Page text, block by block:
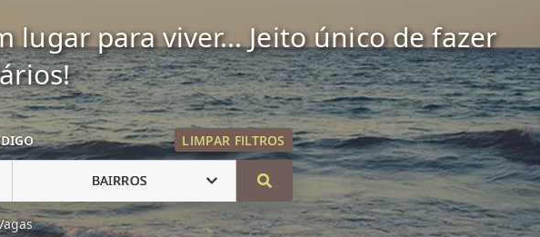
lugar para viver... Jeito único de fazer
LIMPAR FILTROS
BAIRROS